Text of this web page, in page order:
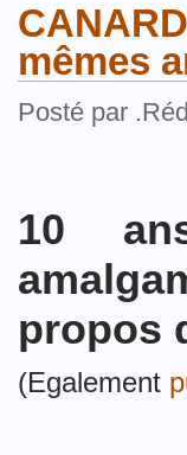
mêmes
Posté par
10
propos
(Egalement